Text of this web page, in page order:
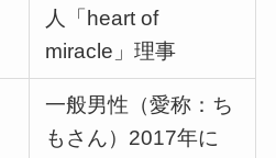
人「heart of
miracle」理事
一般男性（愛称：ち
もさん）2017年に